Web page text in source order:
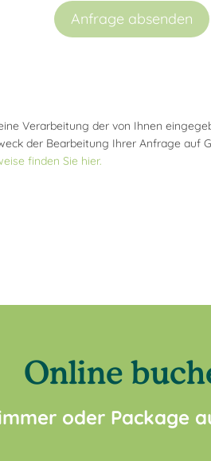
Anfrage absenden
Verarbeitung der von Ihnen
der Bearbeitung Ihrer Anfrage auf
finden Sie hier.
Online
oder Package